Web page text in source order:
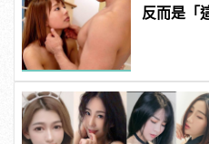
反而是「